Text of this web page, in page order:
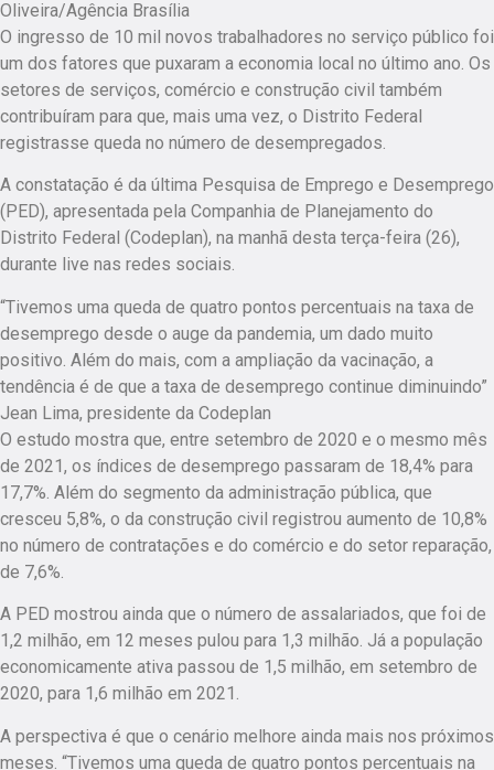
Oliveira/Agência Brasília
O ingresso de 10 mil novos trabalhadores no serviço público foi
um dos fatores que puxaram a economia local no último ano. Os
setores de serviços, comércio e construção civil também
contribuíram para que, mais uma vez, o Distrito Federal
registrasse queda no número de desempregados.
A constatação é da última Pesquisa de Emprego e Desemprego
(PED), apresentada pela Companhia de Planejamento do
Distrito Federal (Codeplan), na manhã desta terça-feira (26),
durante live nas redes sociais.
“Tivemos uma queda de quatro pontos percentuais na taxa de
desemprego desde o auge da pandemia, um dado muito
positivo. Além do mais, com a ampliação da vacinação, a
tendência é de que a taxa de desemprego continue diminuindo”
Jean Lima, presidente da Codeplan
O estudo mostra que, entre setembro de 2020 e o mesmo mês
de 2021, os índices de desemprego passaram de 18,4% para
17,7%. Além do segmento da administração pública, que
cresceu 5,8%, o da construção civil registrou aumento de 10,8%
no número de contratações e do comércio e do setor reparação,
de 7,6%.
A PED mostrou ainda que o número de assalariados, que foi de
1,2 milhão, em 12 meses pulou para 1,3 milhão. Já a população
economicamente ativa passou de 1,5 milhão, em setembro de
2020, para 1,6 milhão em 2021.
A perspectiva é que o cenário melhore ainda mais nos próximos
meses. “Tivemos uma queda de quatro pontos percentuais na